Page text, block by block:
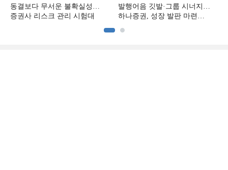
동결보다 무서운 불확실성…
증권사 리스크 관리 시험대
발행어음 깃발·그룹 시너지…
하나증권, 성장 발판 마련
증권사 (3)]